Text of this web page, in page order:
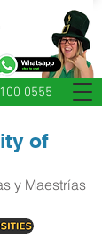
0555
of
y Maestrías